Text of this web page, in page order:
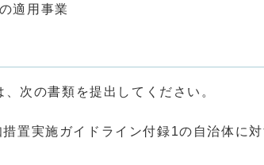
の適用事業
次の書類を提出してください。
置実施ガイドライン付録1の自治体に